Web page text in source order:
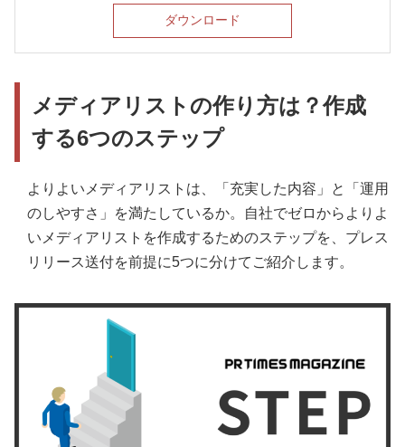
ダウンロード
メディアリストの作り方は？作成
する6つのステップ
よりよいメディアリストは、「充実した内容」と「運用
のしやすさ」を満たしているか。自社でゼロからよりよ
いメディアリストを作成するためのステップを、プレス
リリース送付を前提に5つに分けてご紹介します。